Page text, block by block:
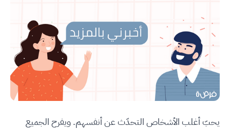
يحبّ أغلب الأشخاص التحدّث عن أنفسهم. ويفرح الجميع